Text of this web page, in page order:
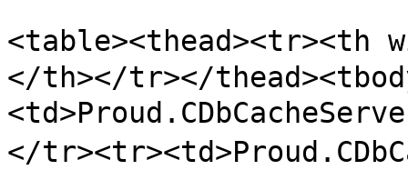
<table><thead><tr><th
</th></tr></
</